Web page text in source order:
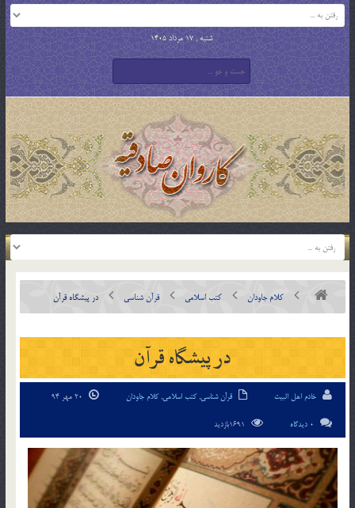
شنبه , 17 مرداد 1405
کلام جاودان کتب اسلامی قرآن شناسی در پيشگاه قرآن
در پيشگاه قرآن
خادم اهل البیت قرآن شناسی,کتب اسلامی,کلام جاودان
0 دیدگاه